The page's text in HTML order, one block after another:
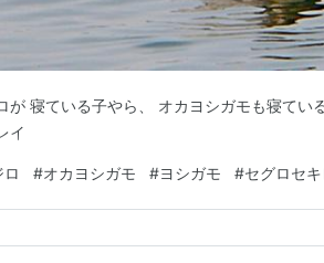
が 寝ている子やら、 オカヨシガモも寝てい
イ
#オカヨシガモ #ヨシガモ #セグロセキ